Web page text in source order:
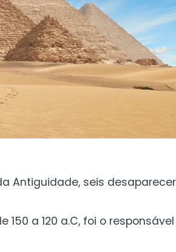
Antiguidade, seis
a 120 a.C, foi o